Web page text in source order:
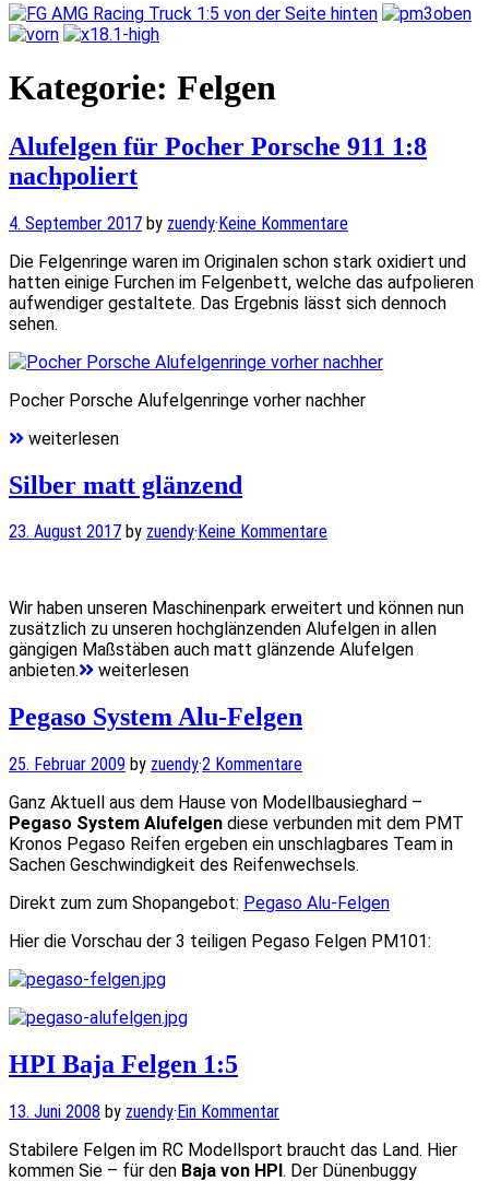
Kategorie: Felgen
Alufelgen für Pocher Porsche 911 1:8
nachpoliert
4. September 2017 by zuendy·Keine Kommentare
Die Felgenringe waren im Originalen schon stark oxidiert und
hatten einige Furchen im Felgenbett, welche das aufpolieren
aufwendiger gestaltete. Das Ergebnis lässt sich dennoch
sehen.
Pocher Porsche Alufelgenringe vorher nachher
weiterlesen
Silber matt glänzend
23. August 2017 by zuendy· Keine Kommentare
Wir haben unseren Maschinenpark erweitert und können nun
zusätzlich zu unseren hochglänzenden Alufelgen in allen
gängigen Maßstäben auch matt glänzende Alufelgen
anbieten.
weiterlesen
Pegaso System Alu-Felgen
25. Februar 2009 by zuendy·2 Kommentare
Ganz Aktuell aus dem Hause von Modellbausieghard –
Pegaso System Alufelgen diese verbunden mit dem PMT
Kronos Pegaso Reifen ergeben ein unschlagbares Team in
Sachen Geschwindigkeit des Reifenwechsels.
Direkt zum zum Shopangebot: Pegaso Alu-Felgen
Hier die Vorschau der 3 teiligen Pegaso Felgen PM101:
HPI Baja Felgen 1:5
13. Juni 2008 by zuendy·Ein Kommentar
Stabilere Felgen im RC Modellsport braucht das Land. Hier
kommen Sie – für den Baja von HPI. Der Dünenbuggy